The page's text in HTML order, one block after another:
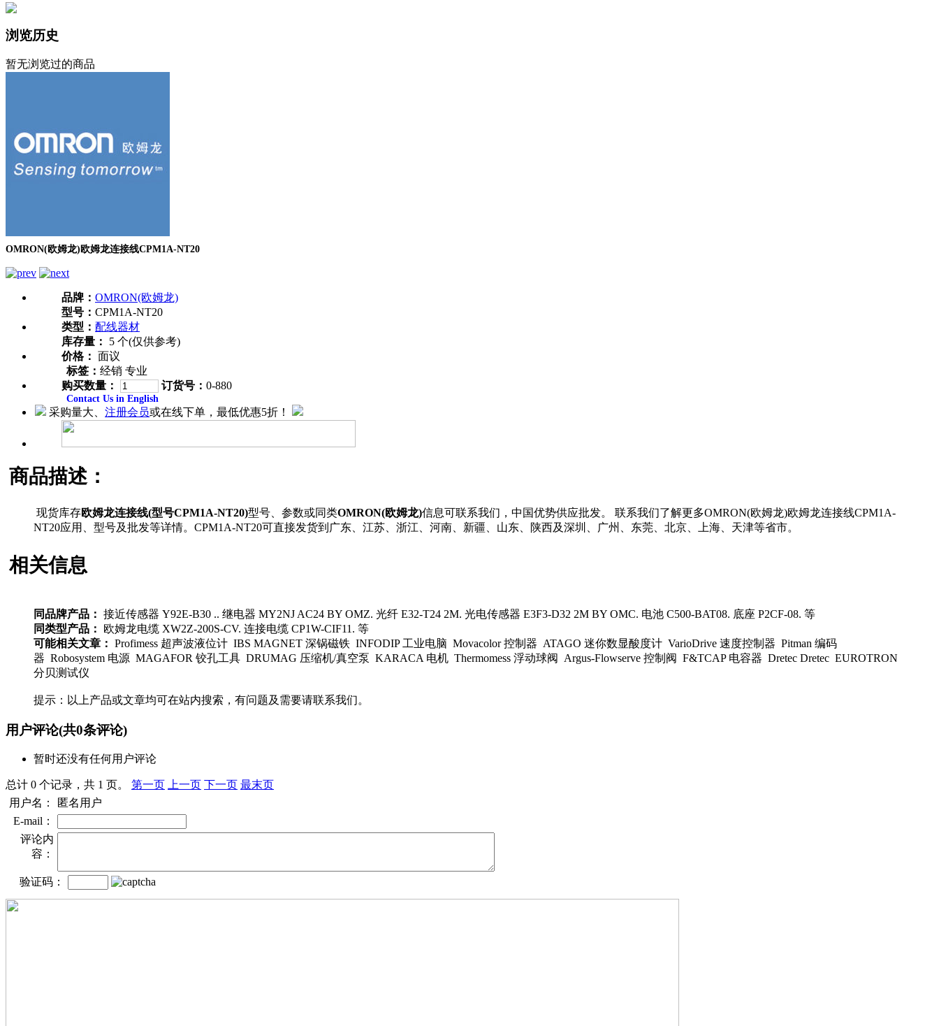
浏览历史
暂无浏览过的商品
OMRON(欧姆龙)欧姆龙连接线CPM1A-NT20
品牌： OMRON(欧姆龙)
型号： CPM1A-NT20
类型： 配线器材
库存量：
5 个(仅供参考)
价格： 面议
标签： 经销 专业
购买数量：
订货号： 0-880
Contact Us in English
采购量大、 注册会员或在线下单，最低优惠5折！
商品描述：
现货库存欧姆龙连接线(型号CPM1A-NT20)型号、参数或同类OMRON(欧姆龙)信息可联系我们，中国优势供应批发。 联系我们了解更多OMRON(欧姆龙)欧姆龙连接线CPM1A-
NT20应用、型号及批发等详情。CPM1A-NT20可直接发货到广东、江苏、浙江、河南、新疆、山东、陕西及深圳、广州、东莞、北京、上海、天津等省市。
相关信息
同品牌产品： 接近传感器 Y92E-B30 .. 继电器 MY2NJ AC24 BY OMZ. 光纤 E32-T24 2M. 光电传感器 E3F3-D32 2M BY OMC. 电池 C500-BAT08. 底座 P2CF-08. 等
同类型产品：
欧姆龙电缆 XW2Z-200S-CV. 连接电缆 CP1W-CIF11. 等
可能相关文章： Profimess 超声波液位计 IBS MAGNET 深锅磁铁 INFODIP 工业电脑 Movacolor 控制器 ATAGO 迷你数显酸度计 VarioDrive 速度控制器 Pitman 编码
器 Robosystem 电源 MAGAFOR 铰孔工具 DRUMAG 压缩机/真空泵 KARACA 电机 Thermomess 浮动球阀 Argus-Flowserve 控制阀 F&TCAP 电容器 Dretec Dretec EUROTRON
分贝测试仪
提示：以上产品或文章均可在站内搜索，有问题及需要请联系我们。
用户评论(共0条评论)
暂时还没有任何用户评论
总计 0 个记录，共 1 页。 第一页 上一页 下一页 最末页
用户名：
匿名用户
E-mail：
评论内
容：
验证码：